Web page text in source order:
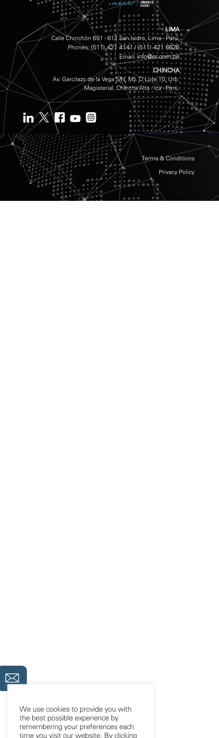
LIMA
Calle Chinchón 601 - 611 San Isidro, Lima - Perú.
Phones: (511) 421 4141/(511) 421 6626
Email: info@er.com.pe
CHINCHA
Av. Garcilazo de la Vega S/N, Mz. D Lote 10, Urb.
Magisterial, Chincha Alta - Ica - Perú.
Terms & Conditions
Privacy Policy
We use cookies to provide you with
the best possible experience by
remembering your preferences each
time you visit our website. By clicking